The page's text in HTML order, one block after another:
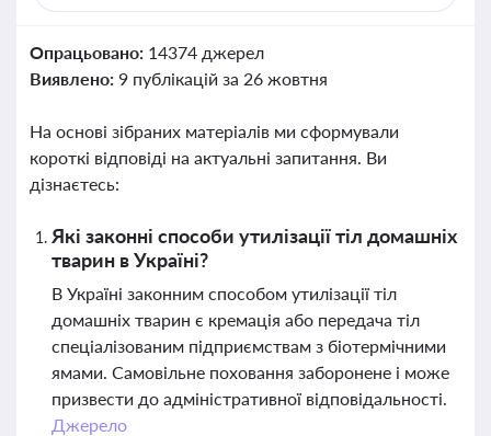
Опрацьовано: 14374 джерел
Виявлено: 9 публікацій за 26 жовтня
На основі зібраних матеріалів ми сформували
короткі відповіді на актуальні запитання. Ви
дізнаєтесь:
Які законні способи утилізації тіл домашніх
тварин в Україні?
В Україні законним способом утилізації тіл
домашніх тварин є кремація або передача тіл
спеціалізованим підприємствам з біотермічними
ямами. Самовільне поховання заборонене і може
призвести до адміністративної відповідальності.
Джерело